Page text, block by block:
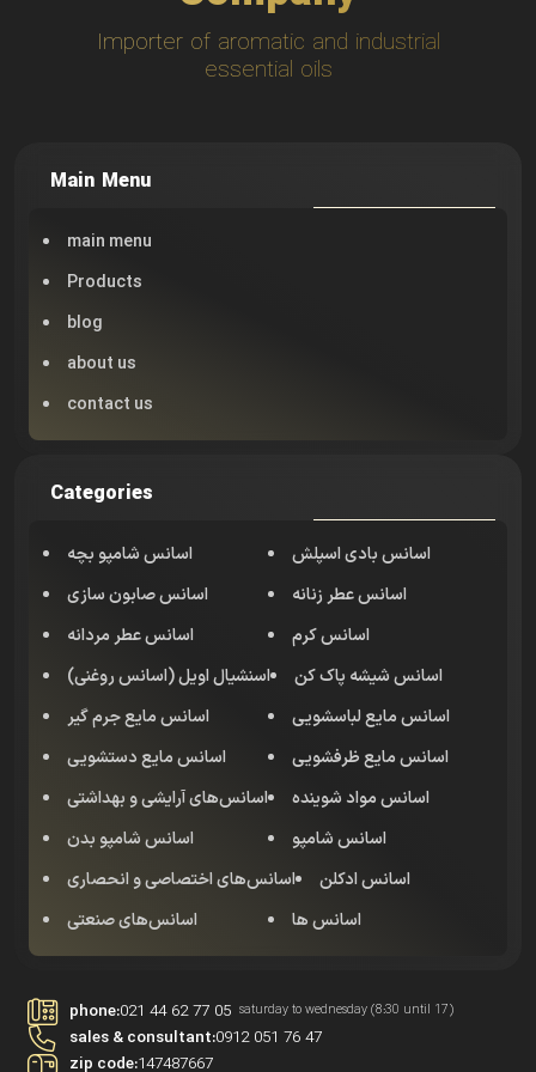
Importer of aromatic and industrial
essential oils
Main Menu
main menu
Products
blog
about us
contact us
Categories
اسانس شامپو بچه
اسانس بادی اسپلش
اسانس صابون سازی
اسانس عطر زنانه
اسانس عطر مردانه
اسانس کرم
اسنشیال اویل (اسانس روغنی)
اسانس شیشه پاک کن
اسانس مایع جرم گیر
اسانس مایع لباسشویی
اسانس مایع دستشویی
اسانس مایع ظرفشویی
اسانس‌های آرایشی و بهداشتی
اسانس مواد شوینده
اسانس شامپو بدن
اسانس شامپو
اسانس‌های اختصاصی و انحصاری
اسانس‌ ادکلن
اسانس‌های صنعتی
اسانس ها
phone:021 44 62 77 05 saturday to wednesday (8:30 until 17)
sales & consultant:0912 051 76 47
zip code:147487667